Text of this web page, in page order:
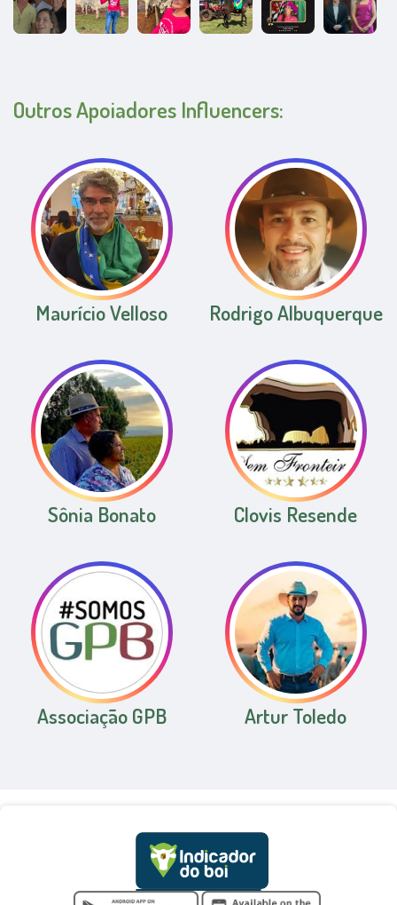
Outros Apoiadores Influencers:
Maurício Velloso Rodrigo Albuquerque
Sônia Bonato Clovis Resende
Associação GPB Artur Toledo